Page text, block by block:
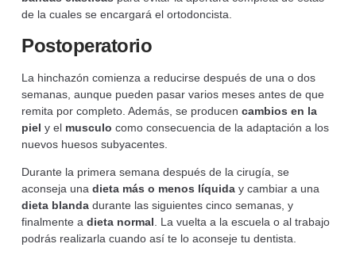
de la cuales se encargará el ortodoncista.
Postoperatorio
La hinchazón comienza a reducirse después de una o dos
semanas, aunque pueden pasar varios meses antes de que
remita por completo. Además, se producencambios en la
piel y el musculo como consecuencia de la adaptación a los
nuevos huesos subyacentes.
Durante la primera semana después de la cirugía, se
aconseja unadieta más o menos líquida y cambiar a una
dieta blanda durante las siguientes cinco semanas, y
finalmente adieta normal . La vuelta a la escuela o al trabajo
podrás realizarla cuando así te lo aconseje tu dentista.